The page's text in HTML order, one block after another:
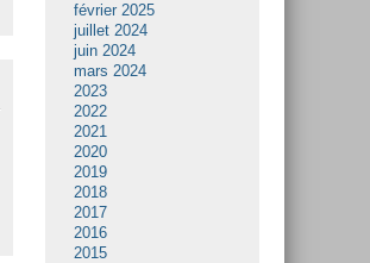
février 2025
juillet 2024
juin 2024
mars 2024
2023
2022
2021
2020
2019
2018
2017
2016
2015